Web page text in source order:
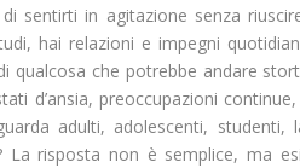
sentirti in agitazione senza
hai relazioni e impegni
qualcosa che potrebbe andare
d’ansia, preoccupazioni
adulti, adolescenti,
La risposta non è semplice, ma